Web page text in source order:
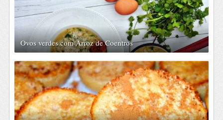
Ovos verdes com Arroz de Coentros